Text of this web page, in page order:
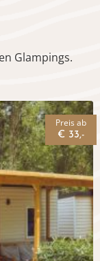
Glampings.
Preis ab
€ 33,-